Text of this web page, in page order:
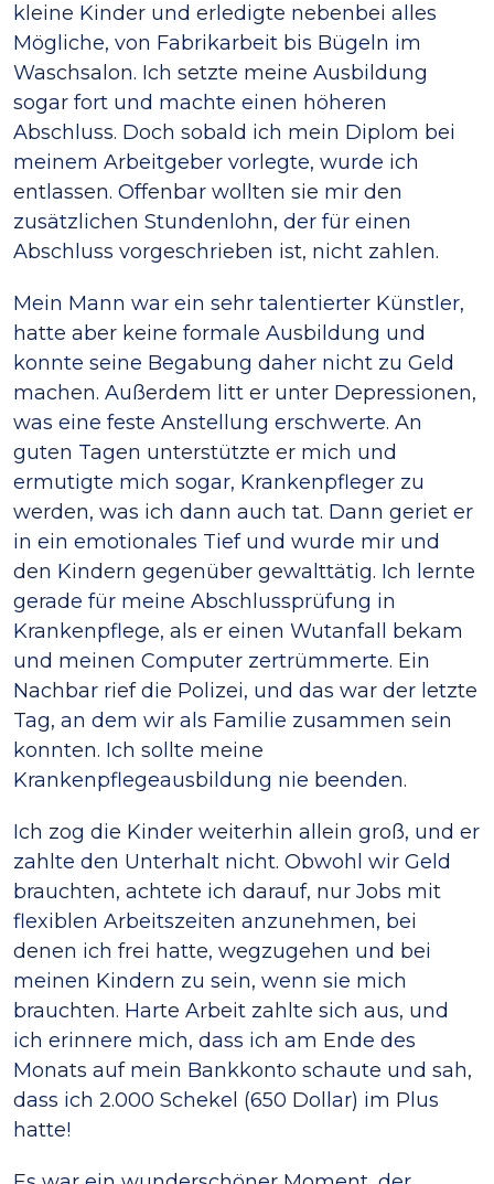
kleine Kinder und erledigte nebenbei alles
Mögliche, von Fabrikarbeit bis Bügeln im
Waschsalon. Ich setzte meine Ausbildung
sogar fort und machte einen höheren
Abschluss. Doch sobald ich mein Diplom bei
meinem Arbeitgeber vorlegte, wurde ich
entlassen. Offenbar wollten sie mir den
zusätzlichen Stundenlohn, der für einen
Abschluss vorgeschrieben ist, nicht zahlen.
Mein Mann war ein sehr talentierter Künstler,
hatte aber keine formale Ausbildung und
konnte seine Begabung daher nicht zu Geld
machen. Außerdem litt er unter Depressionen,
was eine feste Anstellung erschwerte. An
guten Tagen unterstützte er mich und
ermutigte mich sogar, Krankenpfleger zu
werden, was ich dann auch tat. Dann geriet er
in ein emotionales Tief und wurde mir und
den Kindern gegenüber gewalttätig. Ich lernte
gerade für meine Abschlussprüfung in
Krankenpflege, als er einen Wutanfall bekam
und meinen Computer zertrümmerte. Ein
Nachbar rief die Polizei, und das war der letzte
Tag, an dem wir als Familie zusammen sein
konnten. Ich sollte meine
Krankenpflegeausbildung nie beenden.
Ich zog die Kinder weiterhin allein groß, und er
zahlte den Unterhalt nicht. Obwohl wir Geld
brauchten, achtete ich darauf, nur Jobs mit
flexiblen Arbeitszeiten anzunehmen, bei
denen ich frei hatte, wegzugehen und bei
meinen Kindern zu sein, wenn sie mich
brauchten. Harte Arbeit zahlte sich aus, und
ich erinnere mich, dass ich am Ende des
Monats auf mein Bankkonto schaute und sah,
dass ich 2.000 Schekel (650 Dollar) im Plus
hatte!